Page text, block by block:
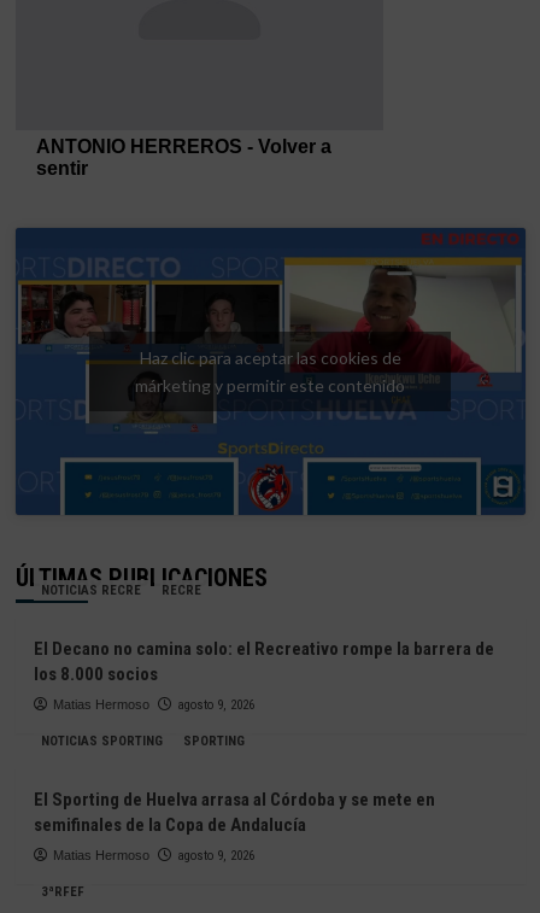
Haz clic para aceptar las cookies de
márketing y permitir este contenido
ÚLTIMAS PUBLICACIONES
NOTICIAS RECRE RECRE
El Decano no camina solo: el Recreativo rompe la barrera de
los 8.000 socios
Matias Hermoso agosto 9, 2026
NOTICIAS SPORTING SPORTING
El Sporting de Huelva arrasa al Córdoba y se mete en
semifinales de la Copa de Andalucía
Matias Hermoso agosto 9, 2026
3ªRFEF